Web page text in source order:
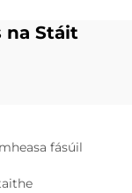
na Stáit
fásúil